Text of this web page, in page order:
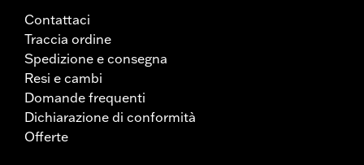
Contattaci
Traccia ordine
Spedizione e consegna
Resi e cambi
Domande frequenti
Dichiarazione di conformità
Offerte